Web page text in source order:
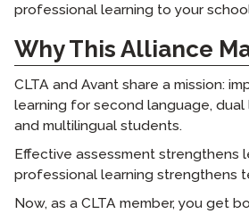
professional learning to your
Why This Alliance
CLTA and Avant share a mission:
learning for second language, dual
and multilingual students.
Effective assessment strengthens
professional learning strengthens
Now, as a CLTA member, you get